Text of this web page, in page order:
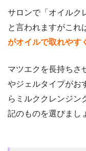
サロンで「オイルク
と言われますがこれ
がオイルで取れやす
マツエクを長持ちさ
やジェルタイプがお
らミルククレンジン
記のものを選びまし